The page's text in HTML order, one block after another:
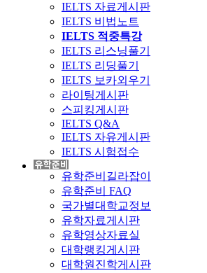
IELTS 자료게시판
IELTS 비법노트
IELTS 적중특강
IELTS 리스닝풀기
IELTS 리딩풀기
IELTS 보카외우기
라이팅게시판
스피킹게시판
IELTS Q&A
IELTS 자유게시판
IELTS 시험접수
유학준비길라잡이
유학준비 FAQ
국가별대학교정보
유학자료게시판
유학영상자료실
대학랭킹게시판
대학원진학게시판